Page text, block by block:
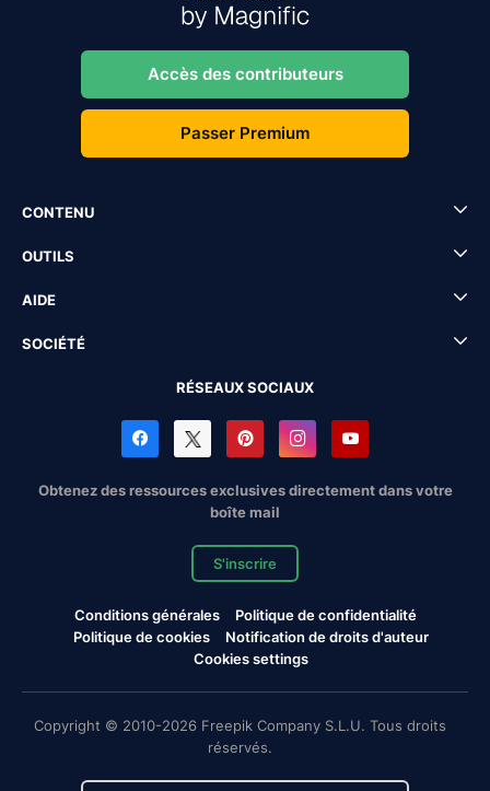
Accès des contributeurs
Passer Premium
CONTENU
OUTILS
AIDE
SOCIÉTÉ
RÉSEAUX SOCIAUX
Obtenez des ressources exclusives directement dans votre
boîte mail
S'inscrire
Conditions générales
Politique de confidentialité
Politique de cookies
Notification de droits d'auteur
Cookies settings
Copyright © 2010-2026 Freepik Company S.L.U. Tous droits
réservés.